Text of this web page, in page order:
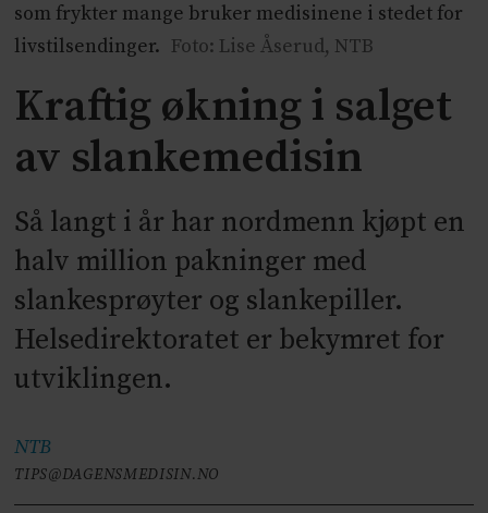
som frykter mange bruker medisinene i stedet for
livstilsendinger. Foto: Lise Åserud, NTB
Kraftig økning i salget
av slankemedisin
Så langt i år har nordmenn kjøpt en
halv million pakninger med
slankesprøyter og slankepiller.
Helsedirektoratet er bekymret for
utviklingen.
NTB
TIPS@DAGENSMEDISIN.NO